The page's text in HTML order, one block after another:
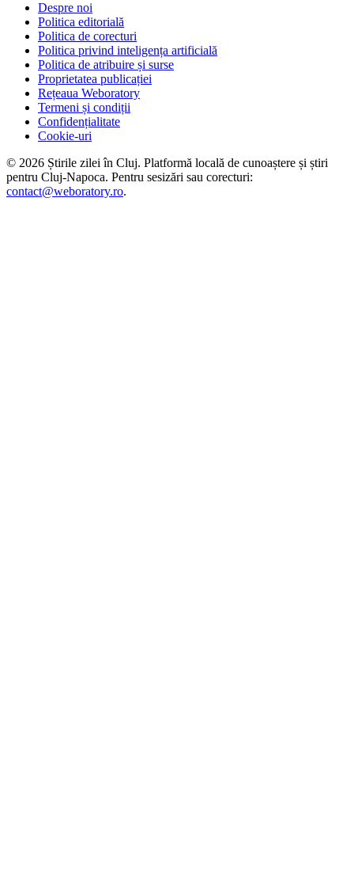
Despre noi
Politica editorială
Politica de corecturi
Politica privind inteligența artificială
Politica de atribuire și surse
Proprietatea publicației
Rețeaua Weboratory
Termeni și condiții
Confidențialitate
Cookie-uri
© 2026 Știrile zilei în Cluj. Platformă locală de cunoaștere și știri
pentru Cluj-Napoca. Pentru sesizări sau corecturi:
contact@weboratory.ro.